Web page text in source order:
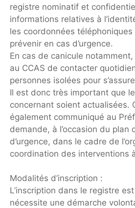
registre nominatif et
informations relatives à
les coordonnées
prévenir en cas d’urgence.
En cas de canicule
au CCAS de contacter
personnes isolées pour
Il est donc très important que
concernant soient actualisées.
également communiqué au
demande, à l’occasion du plan
d’urgence, dans le cadre de
coordination des interventions
Modalités d’inscription :
L’inscription dans le registre
nécessite une démarche